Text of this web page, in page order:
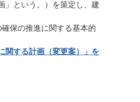
」という。）を策定し、建
保の推進に関する基本的
関する計画（変更案）」を